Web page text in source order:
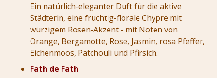
Ein natürlich-eleganter Duft für die aktive
Städterin, eine fruchtig-florale Chypre mit
würzigem Rosen-Akzent - mit Noten von
Orange, Bergamotte, Rose, Jasmin, rosa Pfeffer,
Eichenmoos, Patchouli und Pfirsich.
Fath de Fath